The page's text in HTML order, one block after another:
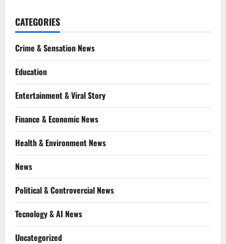
CATEGORIES
Crime & Sensation News
Education
Entertainment & Viral Story
Finance & Economic News
Health & Environment News
News
Political & Controvercial News
Tecnology & AI News
Uncategorized